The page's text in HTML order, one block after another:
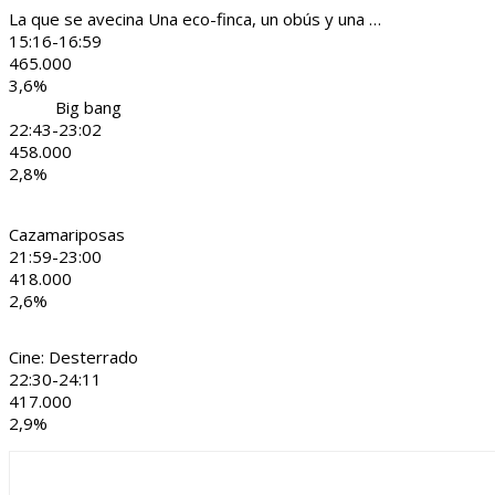
La que se avecina Una eco-finca, un obús y una …
15:16-16:59
465.000
3,6%
Big bang
22:43-23:02
458.000
2,8%
Cazamariposas
21:59-23:00
418.000
2,6%
Cine: Desterrado
22:30-24:11
417.000
2,9%